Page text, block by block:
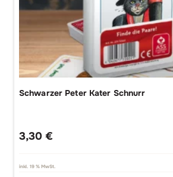
Schwarzer Peter Kater Schnurr
3,30 €
inkl. 19 % MwSt.